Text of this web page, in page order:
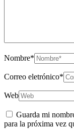
Nombre*
Correo eletrónico*
Web
Guarda mi
para la próxima vez